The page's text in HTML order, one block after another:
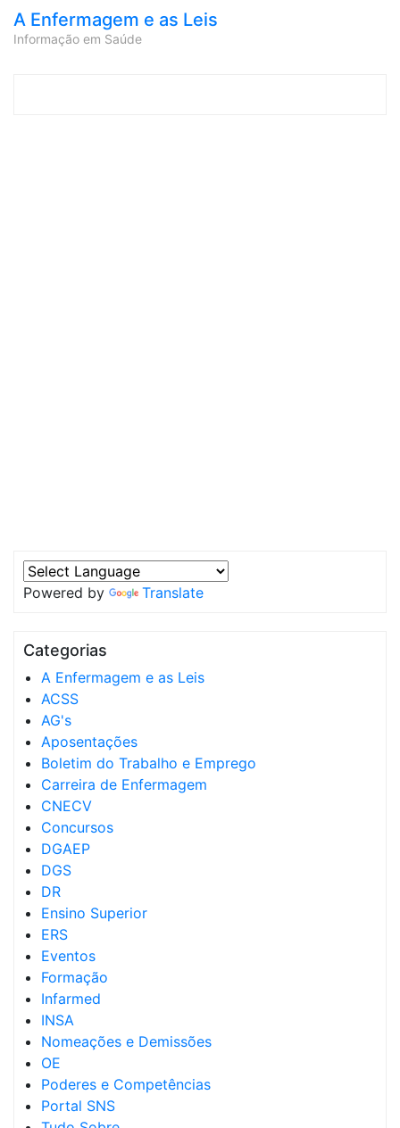
A Enfermagem e as Leis
Informação em Saúde
Powered by Translate
Categorias
A Enfermagem e as Leis
ACSS
AG's
Aposentações
Boletim do Trabalho e Emprego
Carreira de Enfermagem
CNECV
Concursos
DGAEP
DGS
DR
Ensino Superior
ERS
Eventos
Formação
Infarmed
INSA
Nomeações e Demissões
OE
Poderes e Competências
Portal SNS